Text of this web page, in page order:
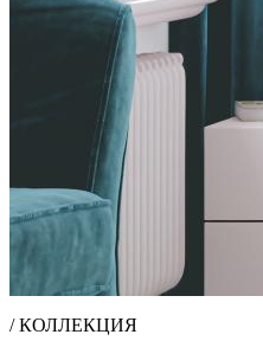
/ КОЛЛЕКЦИЯ